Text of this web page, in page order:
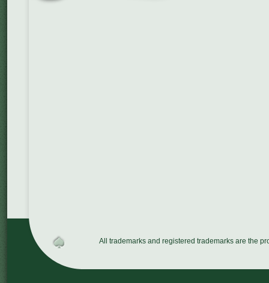
All trademarks and registered trademarks are the